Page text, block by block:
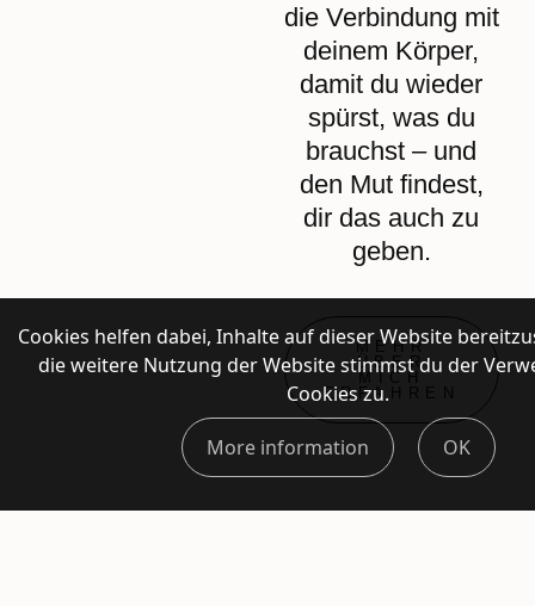
die Verbindung mit
deinem Körper,
damit du wieder
spürst, was du
brauchst – und
den Mut findest,
dir das auch zu
geben.
MEHR
ÜBER
MICH
ERFAHREN
Cookies helfen dabei, Inhalte auf dieser Website
die weitere Nutzung der Website stimmst du der
Cookies zu.
More information OK